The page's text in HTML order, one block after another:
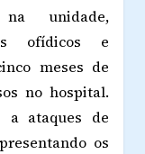
unidade,
ofídicos e
meses de
no hospital.
a ataques de
os